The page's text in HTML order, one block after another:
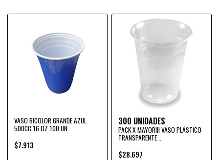
VASO BICOLOR GRANDE AZUL
500CC 16 OZ 100 UN..
$7.913
300 UNIDADES
PACK X MAYOR!!! VASO PLÁSTICO
TRANSPARENTE ..
$28.697